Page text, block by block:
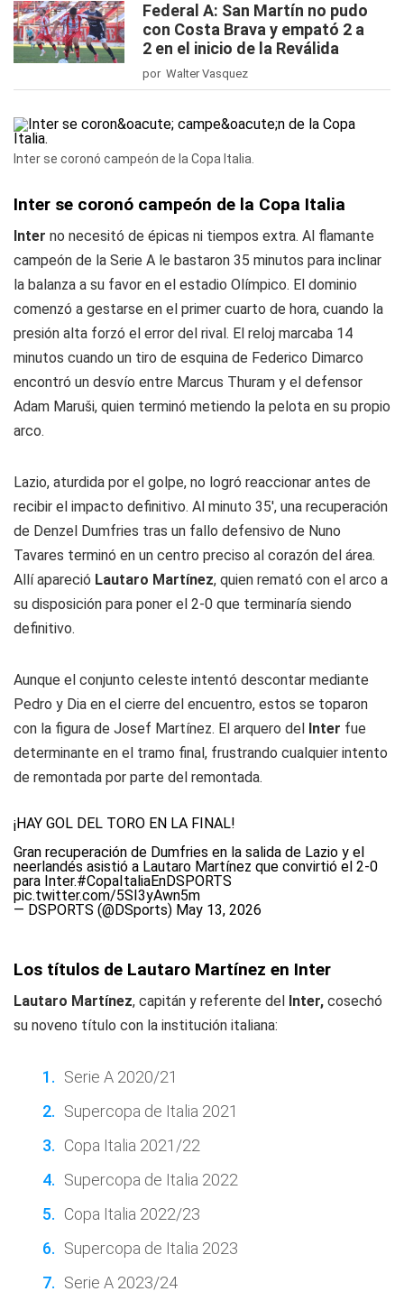
Federal A: San Martín no pudo
con Costa Brava y empató 2 a
2 en el inicio de la Reválida
por Walter Vasquez
Inter se coronó campeón de la Copa Italia.
Inter se coronó campeón de la Copa Italia
Inter no necesitó de épicas ni tiempos extra. Al flamante
campeón de la Serie A le bastaron 35 minutos para inclinar
la balanza a su favor en el estadio Olímpico. El dominio
comenzó a gestarse en el primer cuarto de hora, cuando la
presión alta forzó el error del rival. El reloj marcaba 14
minutos cuando un tiro de esquina de Federico Dimarco
encontró un desvío entre Marcus Thuram y el defensor
Adam Maruši, quien terminó metiendo la pelota en su propio
arco.
Lazio, aturdida por el golpe, no logró reaccionar antes de
recibir el impacto definitivo. Al minuto 35', una recuperación
de Denzel Dumfries tras un fallo defensivo de Nuno
Tavares terminó en un centro preciso al corazón del área.
Allí apareció Lautaro Martínez, quien remató con el arco a
su disposición para poner el 2-0 que terminaría siendo
definitivo.
Aunque el conjunto celeste intentó descontar mediante
Pedro y Dia en el cierre del encuentro, estos se toparon
con la figura de Josef Martínez. El arquero del Inter fue
determinante en el tramo final, frustrando cualquier intento
de remontada por parte del remontada.
¡HAY GOL DEL TORO EN LA FINAL!
Gran recuperación de Dumfries en la salida de Lazio y el
neerlandés asistió a Lautaro Martínez que convirtió el 2-0
para Inter.#CopaItaliaEnDSPORTS
pic.twitter.com/5SI3yAwn5m
— DSPORTS (@DSports) May 13, 2026
Los títulos de Lautaro Martínez en Inter
Lautaro Martínez, capitán y referente del Inter, cosechó
su noveno título con la institución italiana:
Serie A 2020/21
Supercopa de Italia 2021
Copa Italia 2021/22
Supercopa de Italia 2022
Copa Italia 2022/23
Supercopa de Italia 2023
Serie A 2023/24